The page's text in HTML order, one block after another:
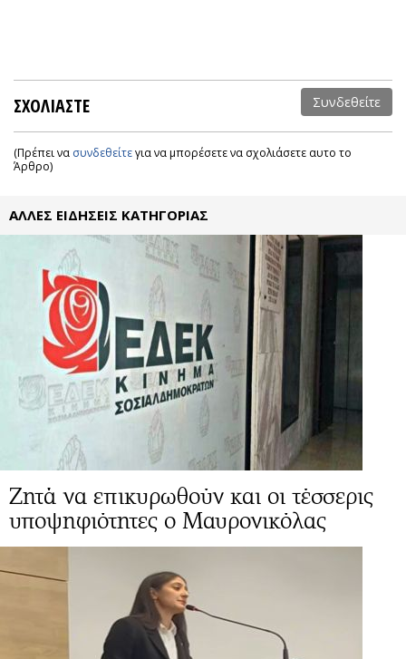
ΣΧΟΛΙΑΣΤΕ Συνδεθείτε
(Πρέπει να συνδεθείτεγια να μπορέσετε να σχολιάσετε αυτο το
Άρθρο)
ΑΛΛΕΣ ΕΙΔΗΣΕΙΣ ΚΑΤΗΓΟΡΙΑΣ
Ζητά να επικυρωθούν και οι τέσσερις
υποψηφιότητες ο Μαυρονικόλας